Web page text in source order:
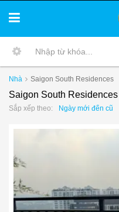
Nhà Saigon South Residences
Saigon South Residences
Sắp xếp theo: Ngày mới đến cũ